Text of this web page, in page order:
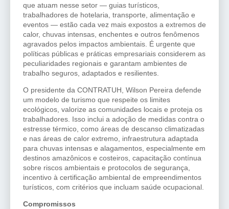
que atuam nesse setor — guias turísticos,
trabalhadores de hotelaria, transporte, alimentação e
eventos — estão cada vez mais expostos a extremos de
calor, chuvas intensas, enchentes e outros fenômenos
agravados pelos impactos ambientais. É urgente que
políticas públicas e práticas empresariais considerem as
peculiaridades regionais e garantam ambientes de
trabalho seguros, adaptados e resilientes.
O presidente da CONTRATUH, Wilson Pereira defende
um modelo de turismo que respeite os limites
ecológicos, valorize as comunidades locais e proteja os
trabalhadores. Isso inclui a adoção de medidas contra o
estresse térmico, como áreas de descanso climatizadas
e nas áreas de calor extremo, infraestrutura adaptada
para chuvas intensas e alagamentos, especialmente em
destinos amazônicos e costeiros, capacitação contínua
sobre riscos ambientais e protocolos de segurança,
incentivo à certificação ambiental de empreendimentos
turísticos, com critérios que incluam saúde ocupacional.
Compromissos